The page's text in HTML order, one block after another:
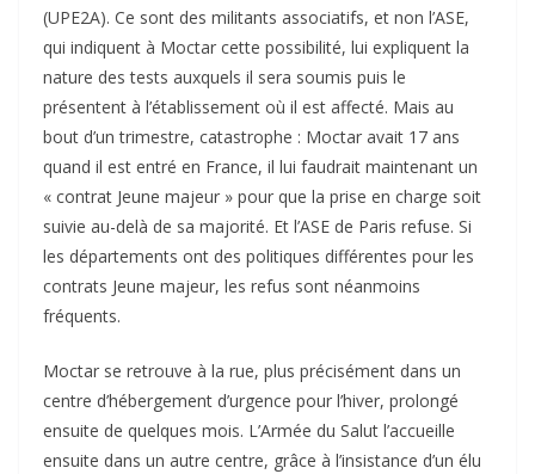
(UPE2A). Ce sont des militants associatifs, et non l’ASE,
qui indiquent à Moctar cette possibilité, lui expliquent la
nature des tests auxquels il sera soumis puis le
présentent à l’établissement où il est affecté. Mais au
bout d’un trimestre, catastrophe : Moctar avait 17 ans
quand il est entré en France, il lui faudrait maintenant un
« contrat Jeune majeur » pour que la prise en charge soit
suivie au-delà de sa majorité. Et l’ASE de Paris refuse. Si
les départements ont des politiques différentes pour les
contrats Jeune majeur, les refus sont néanmoins
fréquents.
Moctar se retrouve à la rue, plus précisément dans un
centre d’hébergement d’urgence pour l’hiver, prolongé
ensuite de quelques mois. L’Armée du Salut l’accueille
ensuite dans un autre centre, grâce à l’insistance d’un élu